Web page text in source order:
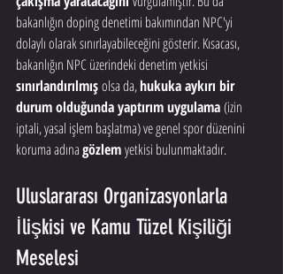
bakanlığın doping denetimi bakımından NPC'yi
dolaylı olarak sınırlayabileceğini gösterir. Kısacası,
bakanlığın NPC üzerindeki denetim yetkisi
sınırlandırılmış olsa da, hukuka aykırı bir
durum olduğunda yaptırım uygulama (izin
iptali, yasal işlem başlatma) ve genel spor düzenini
koruma adına gözlem yetkisi bulunmaktadır.
Uluslararası Organizasyonlarla
İlişkisi ve Kamu Tüzel Kişiliği
Meselesi